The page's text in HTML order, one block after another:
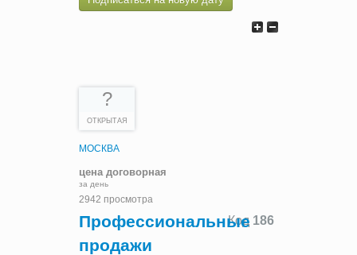
?
ОТКРЫТАЯ
МОСКВА
цена договорная
за день
2942 просмотра
Код 186
Профессиональные
продажи